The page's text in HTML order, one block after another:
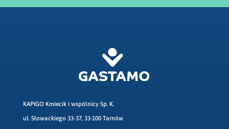
KAPIGO Kmiecik i wspólnicy Sp. K.
ul. Słowackiego 33-37, 33-100 Tarnów